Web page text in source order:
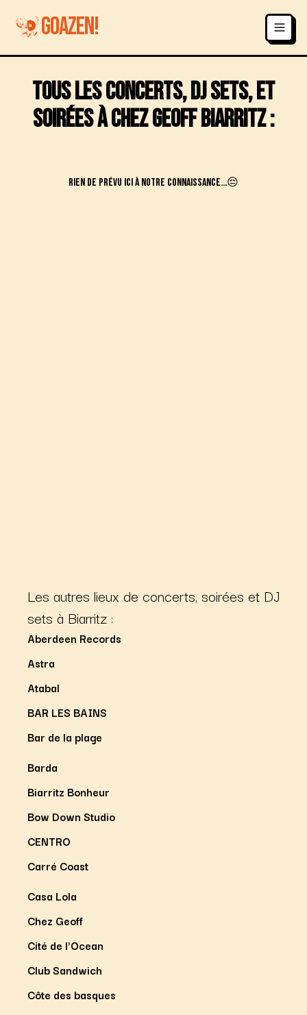
GOAZEN!
Tous les concerts, DJ sets, et
soirées àChez GeoffBiarritz:
Rien de prévu ici à notre connaissance...😔
Les autres lieux de concerts, soirées et DJ
sets à Biarritz :
Aberdeen Records
Astra
Atabal
BAR LES BAINS
Bar de la plage
Barda
Biarritz Bonheur
Bow Down Studio
CENTRO
Carré Coast
Casa Lola
Chez Geoff
Cité de l'Ocean
Club Sandwich
Côte des basques